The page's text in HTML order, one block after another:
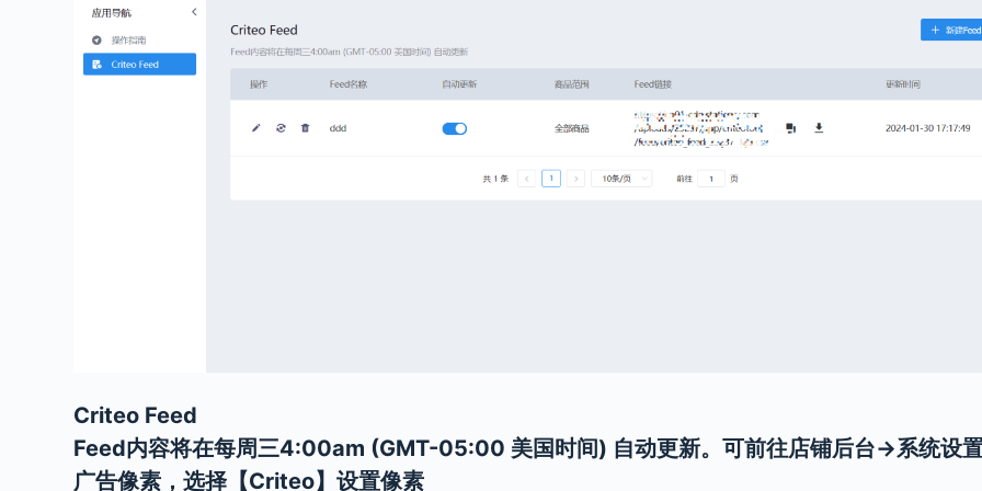
Criteo Feed
Feed内容将在每周三4:00am (GMT-05:00 美国时间) 自动更新。可前往店铺后台→系统设
广告像素，选择【Criteo】设置像素